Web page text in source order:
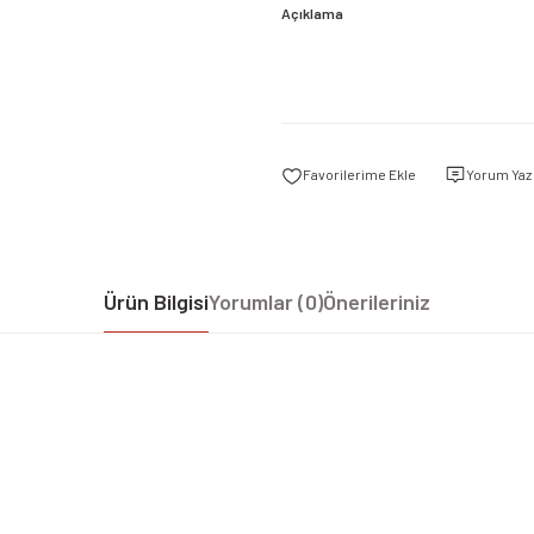
Açıklama
Yorum Yaz
Ürün BilgisiYorumlar (0)Önerileriniz